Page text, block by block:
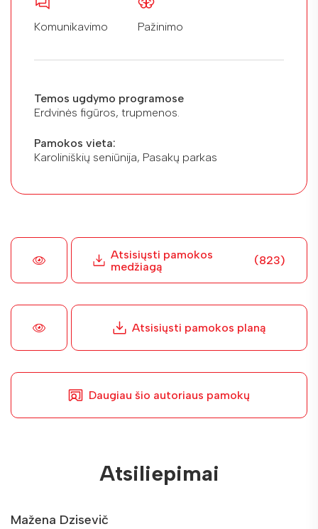
Komunikavimo Pažinimo
Temos ugdymo programose
Erdvinės figūros, trupmenos.
Pamokos vieta:
Karoliniškių seniūnija, Pasakų parkas
Atsisiųsti pamokos
medžiagą
(823)
Atsisiųsti pamokos planą
Daugiau šio autoriaus pamokų
Atsiliepimai
Mažena Dzisevič